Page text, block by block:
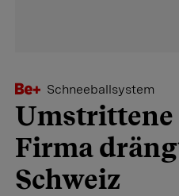
Schneeballsystem
Umstrittene
Firma
Schweiz